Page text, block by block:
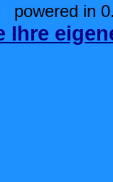
powered in
Ihre